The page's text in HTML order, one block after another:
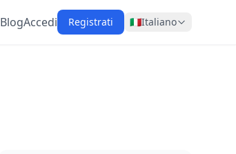
BlogAccedi Registrati 🇮🇹Italiano